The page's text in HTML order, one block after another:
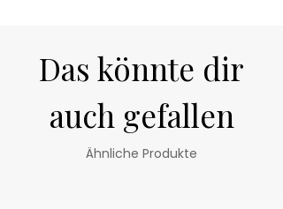
Das könnte dir
auch gefallen
Ähnliche Produkte